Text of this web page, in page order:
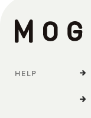
HELP